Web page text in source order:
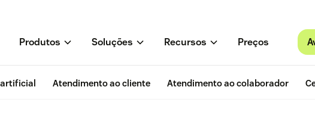
Produtos Soluções Recursos Preços
Atendimento ao cliente Atendimento ao colaborador